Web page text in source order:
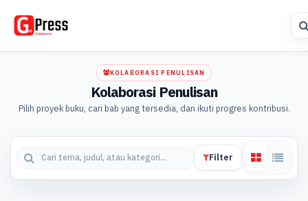
KOLABORASI PENULISAN
Kolaborasi Penulisan
Pilih proyek buku, cari bab yang tersedia, dan ikuti progres kontribusi.
Filter